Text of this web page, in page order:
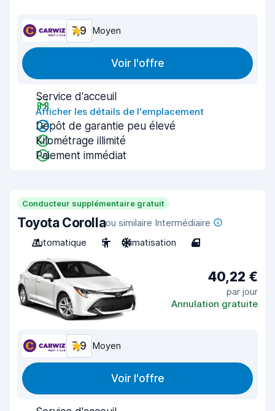
7,9 Moyen
Voir l'offre
Service d'acceuil
Afficher les détails de l'emplacement
Dépôt de garantie peu élevé
Kilométrage illimité
Paiement immédiat
Conducteur supplémentaire gratuit
Toyota Corollaou similaire Intermédiaire
Automatique
5 Climatisation 4
40,22 €
par jour
Annulation gratuite
7,9 Moyen
Voir l'offre